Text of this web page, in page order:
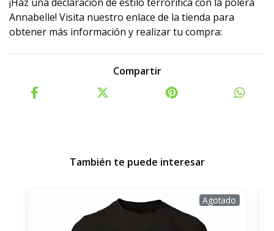
Annabelle! Visita nuestro enlace de la tienda para
obtener más información y realizar tu compra:
Compartir
También te puede interesar
Agotado